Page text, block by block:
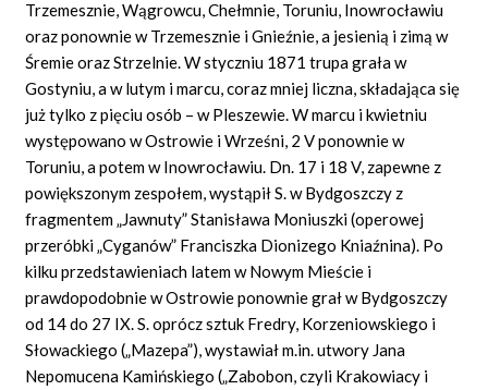
Trzemesznie, Wągrowcu, Chełmnie, Toruniu, Inowrocławiu
oraz ponownie w Trzemesznie i Gnieźnie, a jesienią i zimą w
Śremie oraz Strzelnie. W styczniu 1871 trupa grała w
Gostyniu, a w lutym i marcu, coraz mniej liczna, składająca się
już tylko z pięciu osób – w Pleszewie. W marcu i kwietniu
występowano w Ostrowie i Wrześni, 2 V ponownie w
Toruniu, a potem w Inowrocławiu. Dn. 17 i 18 V, zapewne z
powiększonym zespołem, wystąpił S. w Bydgoszczy z
fragmentem „Jawnuty” Stanisława Moniuszki (operowej
przeróbki „Cyganów” Franciszka Dionizego Kniaźnina). Po
kilku przedstawieniach latem w Nowym Mieście i
prawdopodobnie w Ostrowie ponownie grał w Bydgoszczy
od 14 do 27 IX. S. oprócz sztuk Fredry, Korzeniowskiego i
Słowackiego („Mazepa”), wystawiał m.in. utwory Jana
Nepomucena Kamińskiego („Zabobon, czyli Krakowiacy i